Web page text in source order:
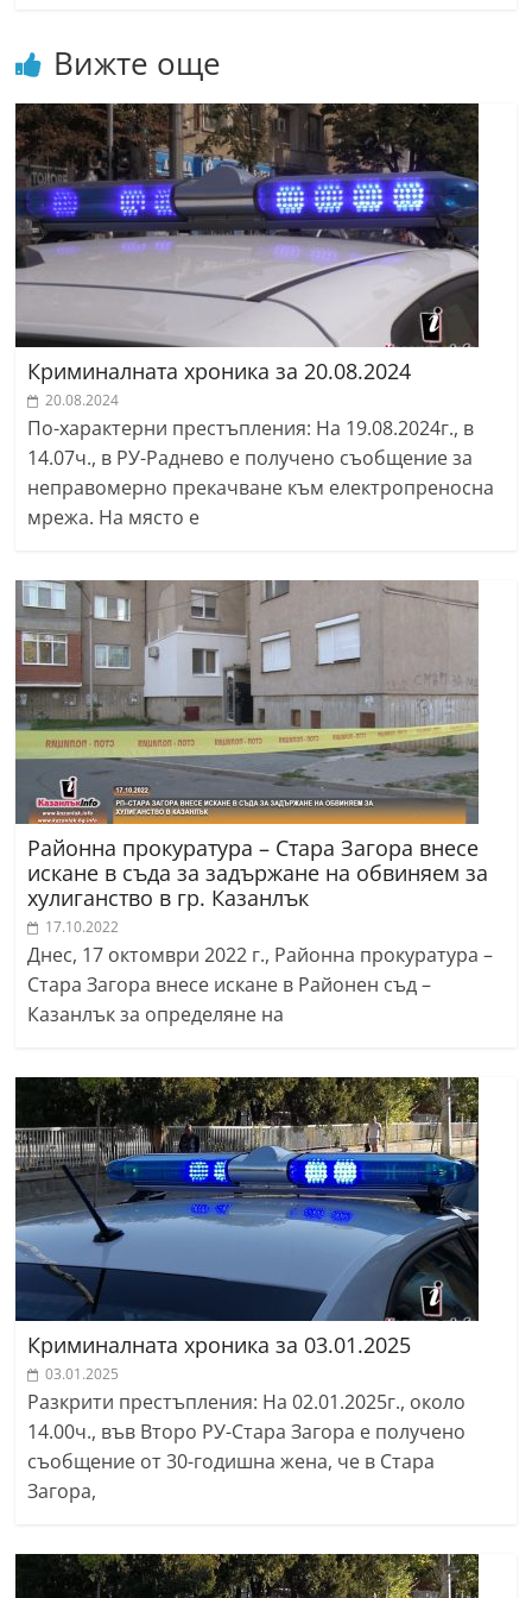
k
a
z
a
n
l
k
.
c
o
m
Вижте още
Криминалната хроника за 20.08.2024
20.08.2024
По-характерни престъпления: На 19.08.2024г., в
14.07ч., в РУ-Раднево е получено съобщение за
неправомерно прекачване към електропреносна
мрежа. На място е
Районна прокуратура – Стара Загора внесе
искане в съда за задържане на обвиняем за
хулиганство в гр. Казанлък
17.10.2022
Днес, 17 октомври 2022 г., Районна прокуратура –
Стара Загора внесе искане в Районен съд –
Казанлък за определяне на
Криминалната хроника за 03.01.2025
03.01.2025
Разкрити престъпления: На 02.01.2025г., около
14.00ч., във Второ РУ-Стара Загора е получено
съобщение от 30-годишна жена, че в Стара
Загора,